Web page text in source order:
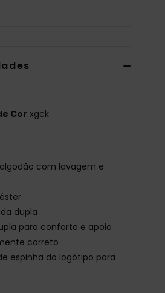
Cor xgck
com lavagem e
dupla
para conforto e apoio
correto
espinha do logótipo para